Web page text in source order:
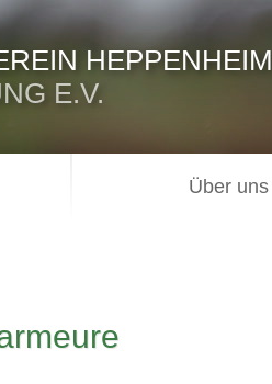
HEPPENHEIM
E.V.
Über uns